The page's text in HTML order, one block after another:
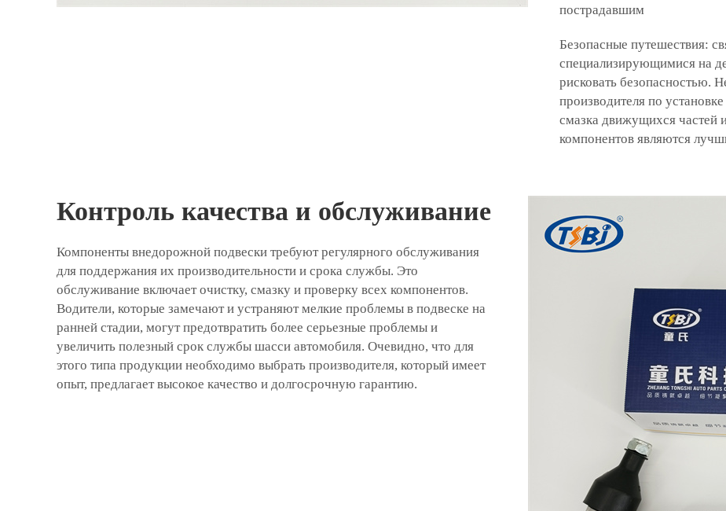
пострадавшим
Безопасные путешествия:
специализирующимися на
рисковать безопасностью.
производителя по
смазка движущихся частей
компонентов являются
Контроль качества и обслуживание
Компоненты внедорожной подвески требуют регулярного обслуживания
для поддержания их производительности и срока службы. Это
обслуживание включает очистку, смазку и проверку всех компонентов.
Водители, которые замечают и устраняют мелкие проблемы в подвеске на
ранней стадии, могут предотвратить более серьезные проблемы и
увеличить полезный срок службы шасси автомобиля. Очевидно, что для
этого типа продукции необходимо выбрать производителя, который имеет
опыт, предлагает высокое качество и долгосрочную гарантию.